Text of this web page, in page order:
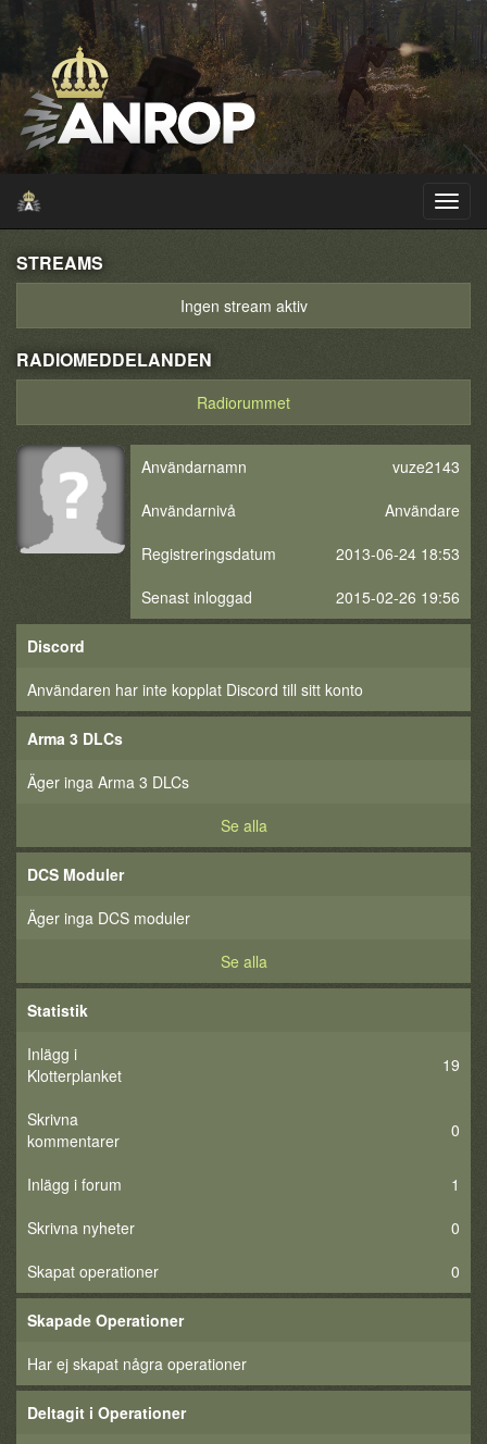
STREAMS
Ingen stream aktiv
RADIOMEDDELANDEN
Radiorummet
Användarnamn
vuze2143
Användarnivå
Användare
Registreringsdatum
2013-06-24 18:53
Senast inloggad
2015-02-26 19:56
Discord
Användaren har inte kopplat Discord till sitt konto
Arma 3 DLCs
Äger inga Arma 3 DLCs
Se alla
DCS Moduler
Äger inga DCS moduler
Se alla
Statistik
Inlägg i
Klotterplanket
19
Skrivna
kommentarer
0
Inlägg i forum
1
Skrivna nyheter
0
Skapat operationer
0
Skapade Operationer
Har ej skapat några operationer
Deltagit i Operationer